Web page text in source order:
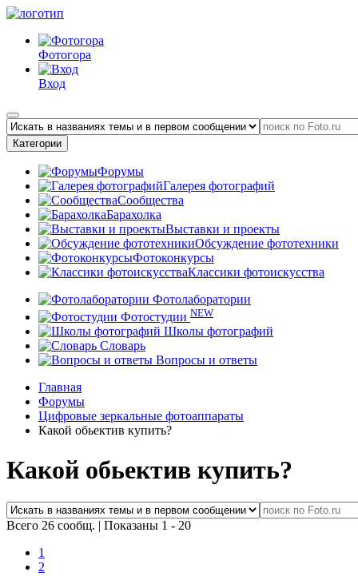
Фотогора
Вход
Категории
Форумы
Галерея фотографий
Сообщества
Барахолка
Выставки и проекты
Обсуждение фототехники
Фотоконкурсы
Классики фотоискусства
Фотолаборатории
Фотостудии NEW
Школы фотографий
Словарь
Вопросы и ответы
Главная
Форумы
Цифровые зеркальные фотоаппараты
Какой обьектив купить?
Какой обьектив купить?
Всего 26 сообщ. | Показаны 1 - 20
1
2